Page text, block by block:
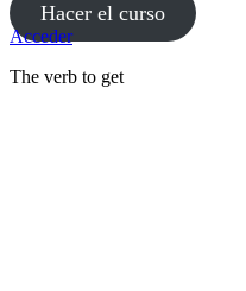
Hacer el curso
Acceder
The verb to get